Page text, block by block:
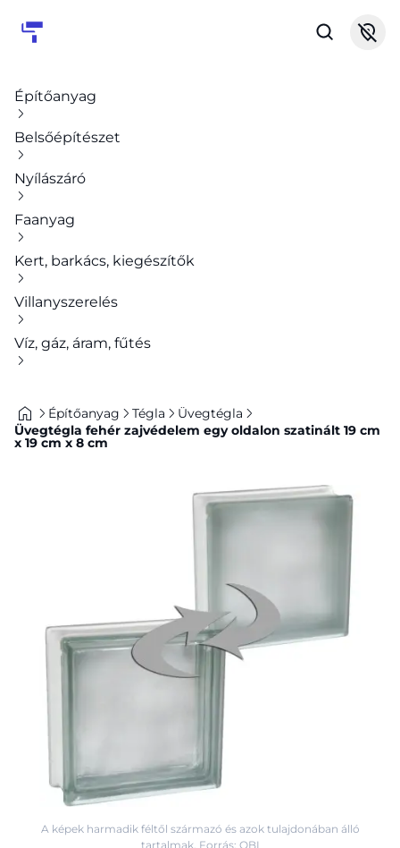
Építőanyag
Belsőépítészet
Nyílászáró
Faanyag
Kert, barkács, kiegészítők
Villanyszerelés
Víz, gáz, áram, fűtés
Építőanyag Tégla
Üvegtégla
Üvegtégla fehér zajvédelem egy oldalon szatinált 19 cm
x 19 cm x 8 cm
A képek harmadik féltől származó és azok tulajdonában álló
tartalmak. Forrás: OBI